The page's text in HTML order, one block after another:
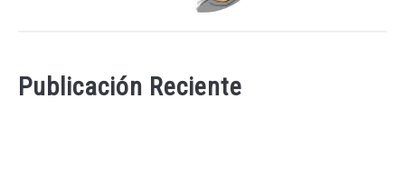
Publicación Reciente